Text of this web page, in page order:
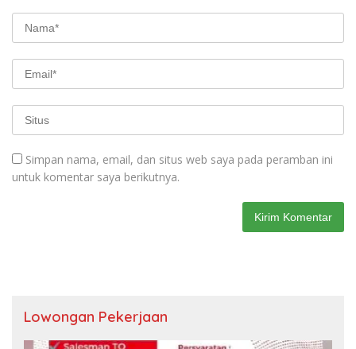
Simpan nama, email, dan situs web saya pada peramban ini
untuk komentar saya berikutnya.
Lowongan Pekerjaan